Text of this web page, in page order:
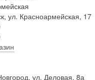
ул. Красноармейская, 17
ул. Деловая, 8а